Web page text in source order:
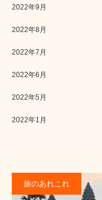
2022年9月
2022年8月
2022年7月
2022年6月
2022年5月
2022年1月
旅のあれこれ